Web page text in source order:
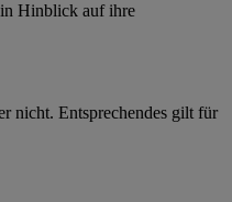
in Hinblick auf ihre
nicht. Entsprechendes gilt für